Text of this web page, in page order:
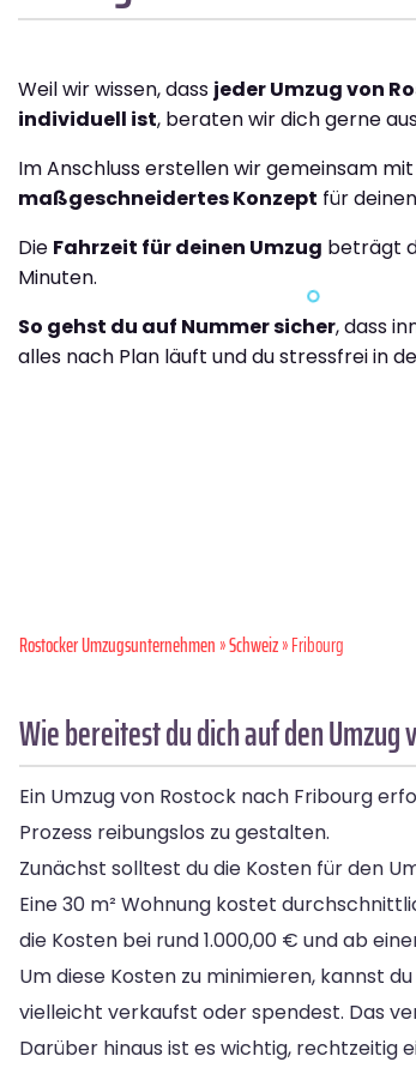
Weil wir wissen, dass jeder Umzug von
individuell ist, beraten wir dich gerne
Im Anschluss erstellen wir gemeinsam
maßgeschneidertes Konzept für
Die Fahrzeit für deinen Umzug beträgt
Minuten.
So gehst du auf Nummer sicher, dass
alles nach Plan läuft und du stressfrei in
Rostocker Umzugsunternehmen»Schweiz» Fribourg
Wie bereitest du dich auf den Umzug
Ein Umzug von Rostock nach Fribourg
Prozess reibungslos zu gestalten.
Zunächst solltest du die Kosten für den
Eine 30 m² Wohnung kostet
die Kosten bei rund 1.000,00 € und ab
Um diese Kosten zu minimieren, kannst
vielleicht verkaufst oder spendest. Das
Darüber hinaus ist es wichtig, rechtzeitig